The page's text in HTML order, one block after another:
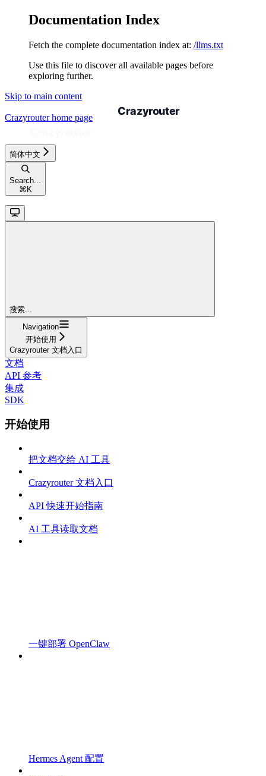
Documentation Index
Fetch the complete documentation index at: /llms.txt
Use this file to discover all available pages before
exploring further.
Skip to main content
Crazyrouterhome page
简体中文
Search...
⌘ K
搜索...
Navigation
开始使用
Crazyrouter 文档入口
文档
API 参考
集成
SDK
开始使用
把文档交给 AI 工具
Crazyrouter 文档入口
API 快速开始指南
AI 工具读取文档
一键部署 OpenClaw
Hermes Agent 配置